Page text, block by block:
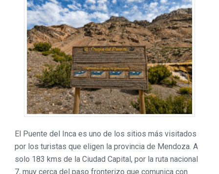
El Puente del Inca es uno de los sitios más visitados
por los turistas que eligen la provincia de Mendoza. A
solo 183 kms de la Ciudad Capital, por la ruta nacional
7, muy cerca del paso fronterizo que comunica con